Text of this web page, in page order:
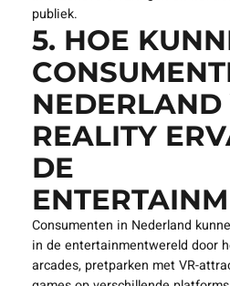
Een van de uitdagingen van
Nederlandse
van VR-ontwikkeling en -
biedt VR ook kansen voor nieuwe
interactieve ervaringen en het
publiek.
5. HOE
REALITY
DE